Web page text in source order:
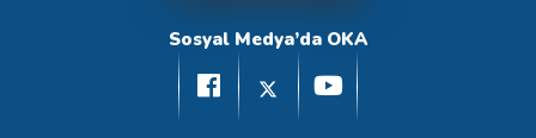
Sosyal Medya’da OKA